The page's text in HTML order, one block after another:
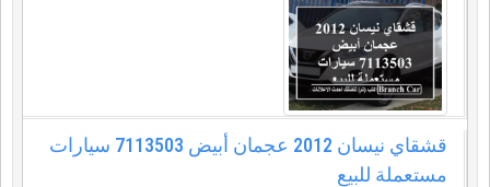
قشقاي نيسان 2012 عجمان أبيض 7113503 سيارات
مستعملة للبيع